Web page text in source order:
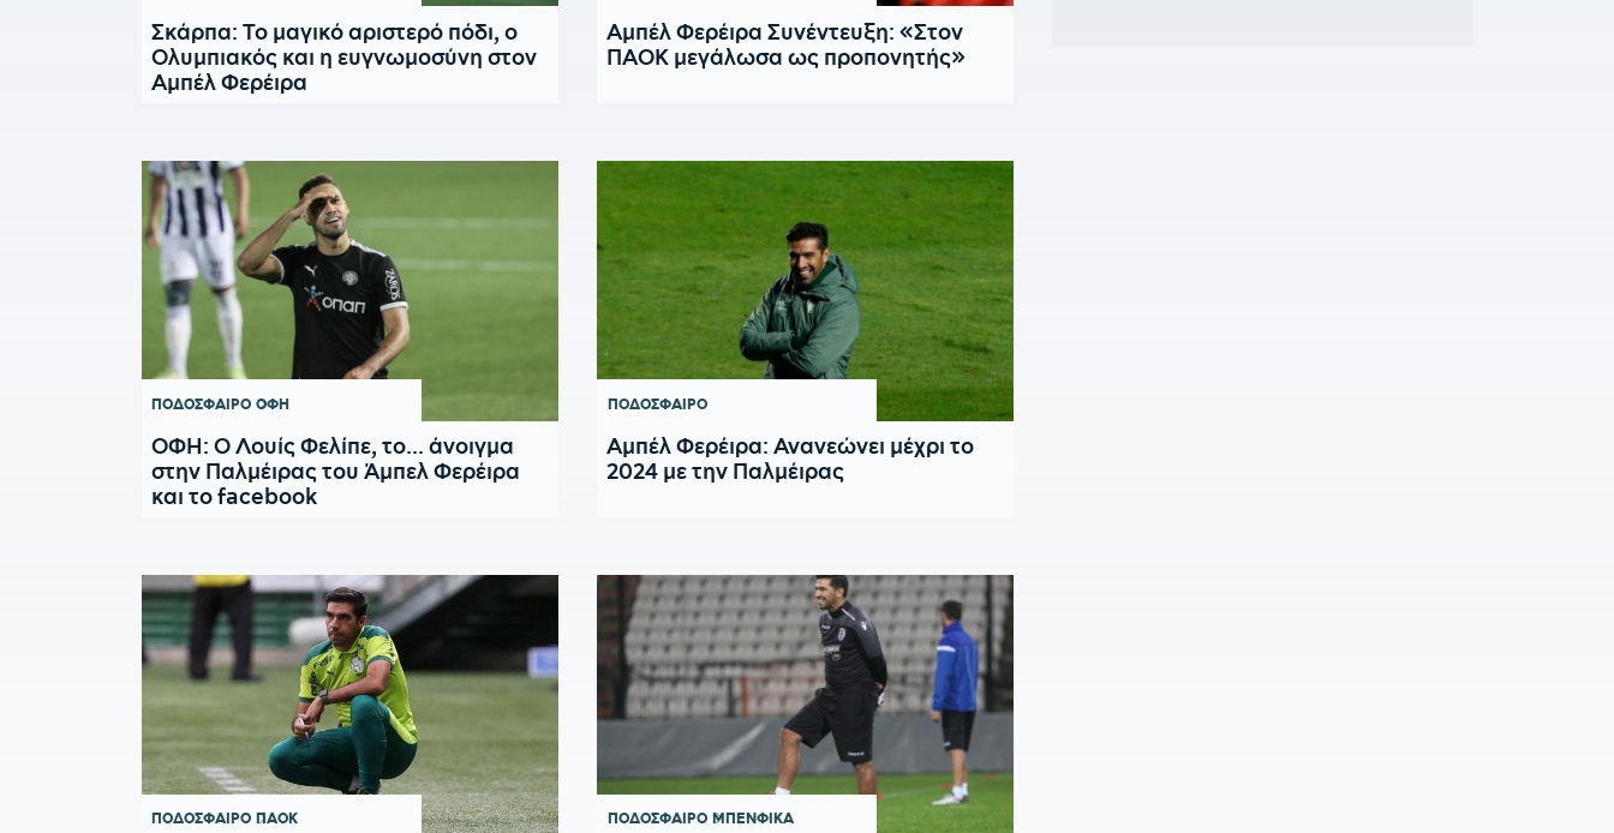
Σκάρπα: Το μαγικό αριστερό πόδι, ο
Ολυμπιακός και η ευγνωμοσύνη στον
Αμπέλ Φερέιρα
Αμπέλ Φερέιρα Συνέντευξη: «Στον
ΠΑΟΚ μεγάλωσα ως προπονητής»
ΠΟΔΟΣΦΑΙΡΟ ΟΦΗ
ΟΦΗ: Ο Λουίς Φελίπε, το... άνοιγμα
στην Παλμέιρας του Άμπελ Φερέιρα
και το facebook
ΠΟΔΟΣΦΑΙΡΟ
Αμπέλ Φερέιρα: Ανανεώνει μέχρι το
2024 με την Παλμέιρας
ΠΟΔΟΣΦΑΙΡΟ ΠΑΟΚ ΠΟΔΟΣΦΑΙΡΟ ΜΠΕΝΦΙΚΑ